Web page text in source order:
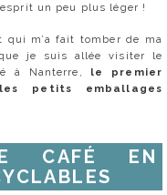
un peu plus léger !
qui m’a fait tomber de ma
je suis allée visiter le
à Nanterre,
le premier
petits emballages
CAFÉ EN